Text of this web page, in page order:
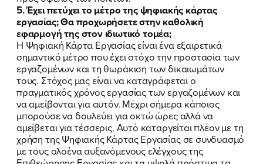
5. Έχει πετύχει το μέτρο της ψηφιακής κάρτας
εργασίας; Θα προχωρήσετε στην καθολική
εφαρμογή της στον ιδιωτικό τομέα;
H Ψηφιακή Κάρτα Εργασίας είναι ένα εξαιρετικά
σημαντικό μέτρο που έχει στόχο την προστασία των
εργαζομένων και τη θωράκιση των δικαιωμάτων
τους. Στόχος μας είναι να καταγράφεται ο
πραγματικός χρόνος εργασίας των εργαζομένων και
να αμείβονται για αυτόν. Μέχρι σήμερα κάποιος
μπορούσε να δουλεύει για οκτώ ώρες αλλά να
αμείβεται για τέσσερις. Αυτό καταργείται πλέον με τη
χρήση της Ψηφιακής Κάρτας Εργασίας σε συνδυασμό
με τους ολοένα αυξανόμενους ελέγχους της